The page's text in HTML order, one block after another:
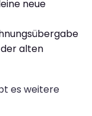
neue
alten
es weitere